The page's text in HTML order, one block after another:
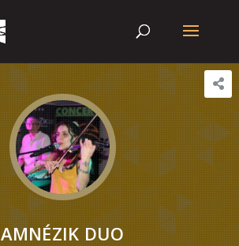
AMNÉZIK DUO